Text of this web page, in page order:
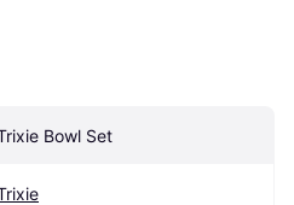
Bowl Set